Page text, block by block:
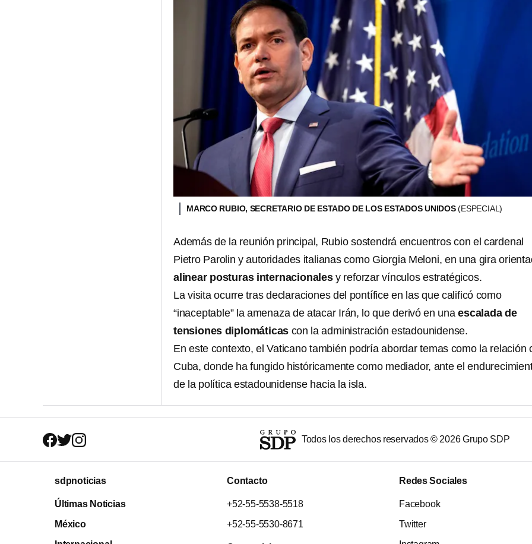
MARCO RUBIO, SECRETARIO DE ESTADO DE LOS ESTADOS UNIDOS(ESPECIAL)
Además de la reunión principal, Rubio sostendrá encuentros con el cardenal
Pietro Parolin y autoridades italianas como Giorgia Meloni, en una gira
alinear posturas internacionalesy reforzar vínculos estratégicos.
La visita ocurre tras declaraciones del pontífice en las que calificó como
“inaceptable” la amenaza de atacar Irán, lo que derivó en unaescalada de
tensiones diplomáticas con la administración estadounidense.
En este contexto, el Vaticano también podría abordar temas como la relación
Cuba, donde ha fungido históricamente como mediador, ante el
de la política estadounidense hacia la isla.
Todos los derechos reservados ©2026Grupo SDP
sdpnoticias
Últimas Noticias
México
Contacto
+52-55-5538-5518
+52-55-5530-8671
Redes Sociales
Facebook
Twitter